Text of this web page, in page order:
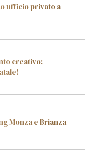
ufficio privato a
creativo:
Monza e Brianza